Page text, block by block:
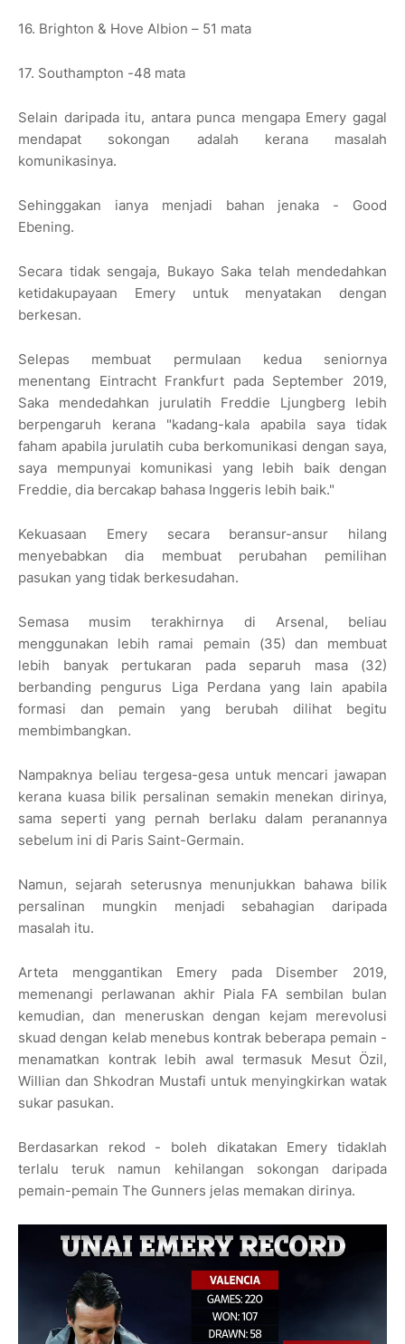
16. Brighton & Hove Albion – 51 mata
17. Southampton -48 mata
Selain daripada itu, antara punca mengapa Emery gagal
mendapat sokongan adalah kerana masalah
komunikasinya.
Sehinggakan ianya menjadi bahan jenaka - Good
Ebening.
Secara tidak sengaja, Bukayo Saka telah mendedahkan
ketidakupayaan Emery untuk menyatakan dengan
berkesan.
Selepas membuat permulaan kedua seniornya
menentang Eintracht Frankfurt pada September 2019,
Saka mendedahkan jurulatih Freddie Ljungberg lebih
berpengaruh kerana "kadang-kala apabila saya tidak
faham apabila jurulatih cuba berkomunikasi dengan saya,
saya mempunyai komunikasi yang lebih baik dengan
Freddie, dia bercakap bahasa Inggeris lebih baik."
Kekuasaan Emery secara beransur-ansur hilang
menyebabkan dia membuat perubahan pemilihan
pasukan yang tidak berkesudahan.
Semasa musim terakhirnya di Arsenal, beliau
menggunakan lebih ramai pemain (35) dan membuat
lebih banyak pertukaran pada separuh masa (32)
berbanding pengurus Liga Perdana yang lain apabila
formasi dan pemain yang berubah dilihat begitu
membimbangkan.
Nampaknya beliau tergesa-gesa untuk mencari jawapan
kerana kuasa bilik persalinan semakin menekan dirinya,
sama seperti yang pernah berlaku dalam peranannya
sebelum ini di Paris Saint-Germain.
Namun, sejarah seterusnya menunjukkan bahawa bilik
persalinan mungkin menjadi sebahagian daripada
masalah itu.
Arteta menggantikan Emery pada Disember 2019,
memenangi perlawanan akhir Piala FA sembilan bulan
kemudian, dan meneruskan dengan kejam merevolusi
skuad dengan kelab menebus kontrak beberapa pemain -
menamatkan kontrak lebih awal termasuk Mesut Özil,
Willian dan Shkodran Mustafi untuk menyingkirkan watak
sukar pasukan.
Berdasarkan rekod - boleh dikatakan Emery tidaklah
terlalu teruk namun kehilangan sokongan daripada
pemain-pemain The Gunners jelas memakan dirinya.